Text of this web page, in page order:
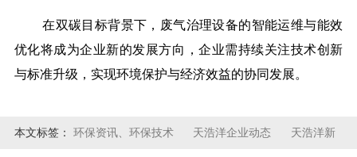
在双碳目标背景下，废气治理设备的智能运维与能效
优化将成为企业新的发展方向，企业需持续关注技术创新
与标准升级，实现环境保护与经济效益的协同发展。
本文标签： 环保资讯、环保技术 天浩洋企业动态 天浩洋新